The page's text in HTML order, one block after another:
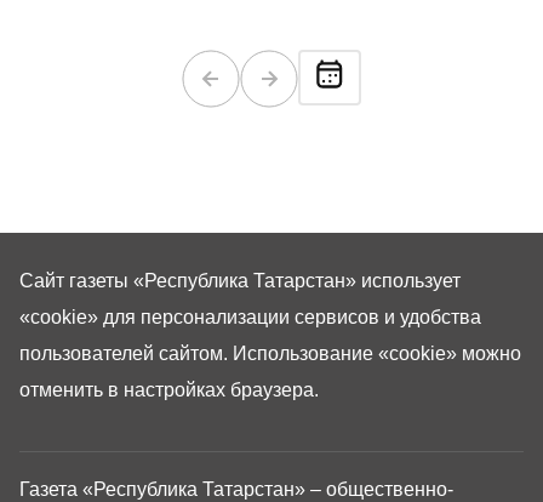
Газета «Республика Татарстан» – общественно-
Сайт газеты «Республика Татарстан» использует
«cookie» для персонализации сервисов и удобства
пользователей сайтом. Использование «cookie» можно
отменить в настройках браузера.